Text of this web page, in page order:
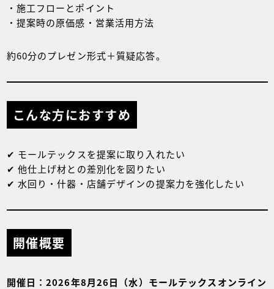
・施工フローとポイント
・提案時の原価感・営業活用方法
約60分のプレゼン形式＋質疑応答。
こんな方におすすめ
✔ モールテックスを提案に取り入れたい
✔ 他仕上げ材との差別化を図りたい
✔ 水回り・什器・店舗デザインの提案力を強化したい
開催概要
開催日：2026年8月26日（水）モールテックスオンライン